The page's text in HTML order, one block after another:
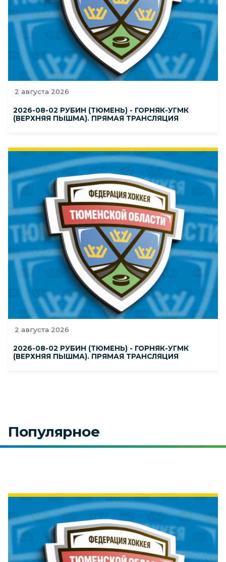
2 августа 2026
2026-08-02 РУБИН (ТЮМЕНЬ) - ГОРНЯК-УГМК
(ВЕРХНЯЯ ПЫШМА). ПРЯМАЯ ТРАНСЛЯЦИЯ
2 августа 2026
2026-08-02 РУБИН (ТЮМЕНЬ) - ГОРНЯК-УГМК
(ВЕРХНЯЯ ПЫШМА). ПРЯМАЯ ТРАНСЛЯЦИЯ
Популярное